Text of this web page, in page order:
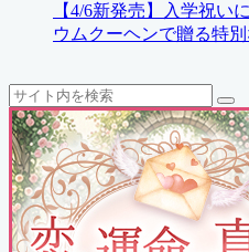
【4/6新発売】入学祝い
ウムクーヘンで贈る特
検
索
検
索